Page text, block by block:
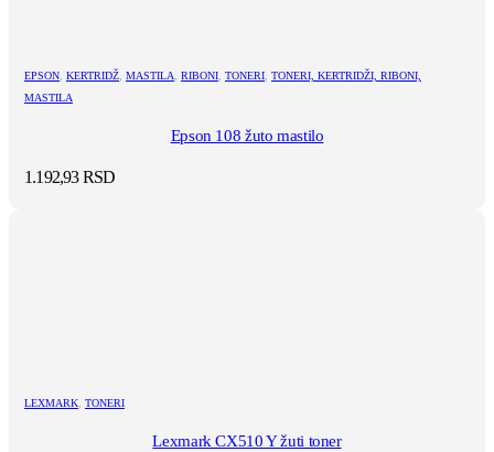
EPSON, KERTRIDŽ, MASTILA, RIBONI, TONERI, TONERI, KERTRIDŽI, RIBONI,
MASTILA
Epson 108 žuto mastilo
1.192,93RSD
LEXMARK, TONERI
Lexmark CX510 Y žuti toner